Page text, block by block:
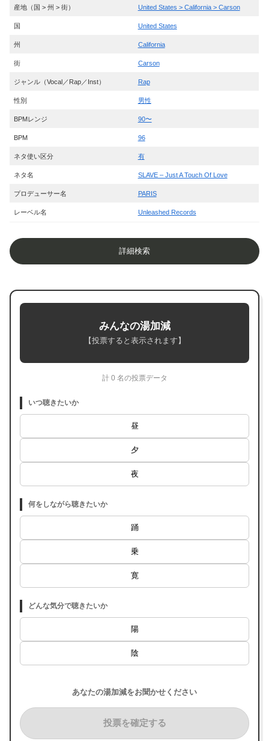
産地（国 > 州 > 街） United States > California > Carson
国 United States
州 California
街 Carson
ジャンル（Vocal／Rap／Inst） Rap
性別 男性
BPMレンジ 90〜
BPM 96
ネタ使い区分 有
ネタ名 SLAVE – Just A Touch Of Love
プロデューサー名 PARIS
レーベル名 Unleashed Records
詳細検索
みんなの湯加減
【投票すると表示されます】
計 0 名の投票データ
いつ聴きたいか
昼
夕
夜
何をしながら聴きたいか
踊
乗
寛
どんな気分で聴きたいか
陽
陰
あなたの湯加減をお聞かせください
投票を確定する